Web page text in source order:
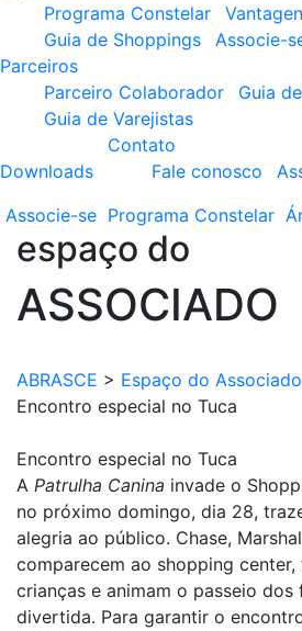
Programa Constelar
Guia de Shoppings
Associe-
Parceiros
Parceiro Colaborador
Guia
Guia de Varejistas
Downloads
Contato
Fale conosco
Associe-se Programa Constelar
espaço do
ASSOCIADO
ABRASCE > Espaço do Associado
Encontro especial no Tuca
Encontro especial no Tuca
A Patrulha Canina invade o
no próximo domingo, dia 28,
alegria ao público. Chase,
comparecem ao shopping
crianças e animam o passeio dos
divertida. Para garantir o